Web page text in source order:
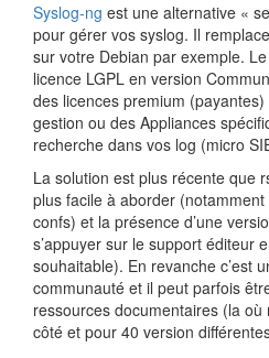
Syslog-ng est une alternative «
pour gérer vos syslog. Il
sur votre Debian par exemple.
licence LGPL en version
des licences premium
gestion ou des Appliances
recherche dans vos log (micro
La solution est plus récente que
plus facile à aborder
confs) et la présence d’une
s’appuyer sur le support éditeur
souhaitable). En revanche c’est
communauté et il peut parfois
ressources documentaires (la
côté et pour 40 version